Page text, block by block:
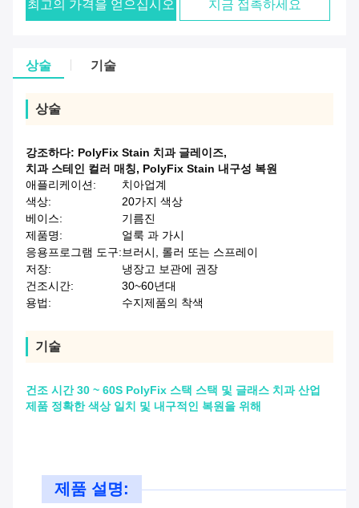
최고의 가격을 얻으십시오 지금 접촉하세요
상술 기술
상술
강조하다: PolyFix Stain 치과 글레이즈,
치과 스테인 컬러 매칭, PolyFix Stain 내구성 복원
애플리케이션:
치아업계
색상:
20가지 색상
베이스:
기름진
제품명:
얼룩 과 가시
응용프로그램 도구:브러시, 롤러 또는 스프레이
저장:
냉장고 보관에 권장
건조시간:
30~60년대
용법:
수지제품의 착색
기술
건조 시간 30 ~ 60S PolyFix 스택 스택 및 글래스 치과 산업
제품 정확한 색상 일치 및 내구적인 복원을 위해
제품 설명: